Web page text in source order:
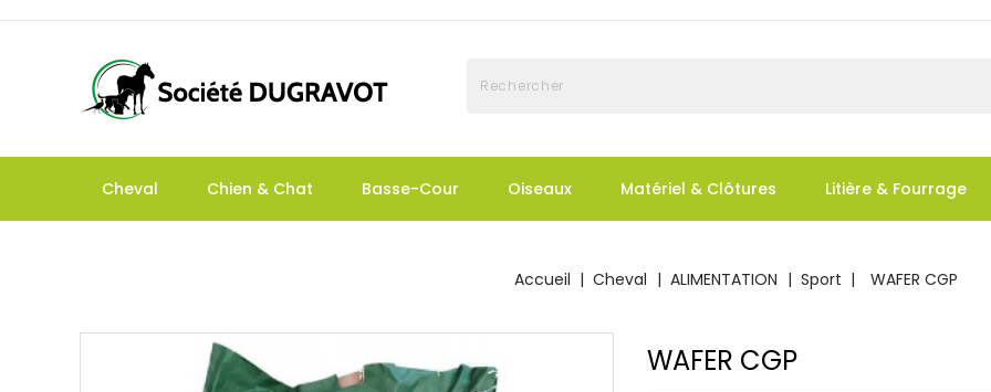
Cheval Chien & Chat Basse-Cour Oiseaux Matériel & Clôtures Litière & Fourrage
Accueil Cheval ALIMENTATION Sport WAFER CGP
WAFER CGP